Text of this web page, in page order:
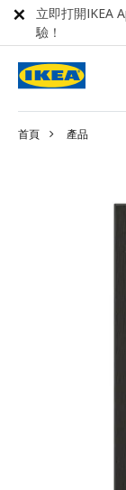
首頁 產品
立即打開IKEA
驗！